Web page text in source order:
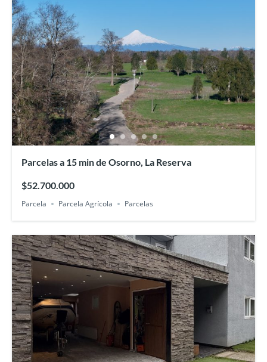
Parcelas a 15 min de Osorno, La Reserva
$52.700.000
Parcela Parcela Agrícola Parcelas